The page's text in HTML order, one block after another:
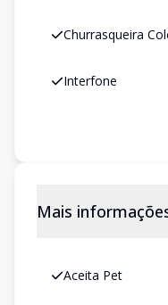
Churrasqueira
Interfone
Mais
Aceita Pet